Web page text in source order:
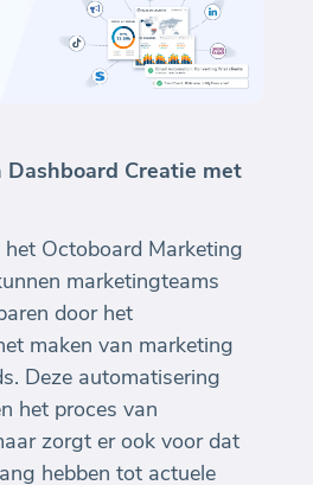
Creatie met
Octoboard Marketing
marketingteams
door het
maken van marketing
Deze automatisering
het proces van
zorgt er ook voor dat
hebben tot actuele